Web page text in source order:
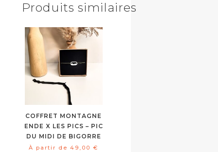
Produits similaires
COFFRET MONTAGNE
ENDE X LES PICS – PIC
DU MIDI DE BIGORRE
À partir de49,00€